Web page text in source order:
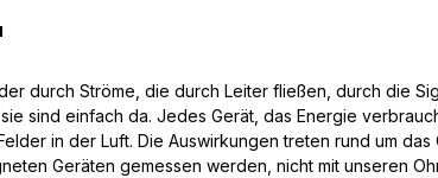
durch Ströme, die durch Leiter fließen, durch die
sind einfach da. Jedes Gerät, das Energie
in der Luft. Die Auswirkungen treten rund um das
Geräten gemessen werden, nicht mit unseren